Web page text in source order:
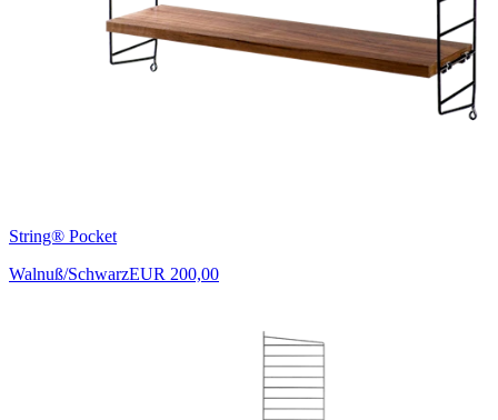
String® Pocket
Walnuß/SchwarzEUR 200,00